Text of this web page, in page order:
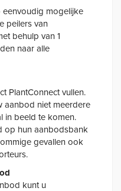
mogelijke
peilers van
behulp van 1
naar alle
PlantConnect vullen.
aanbod niet meerdere
in beeld te komen.
op hun aanbodsbank
gevallen ook
kunt u